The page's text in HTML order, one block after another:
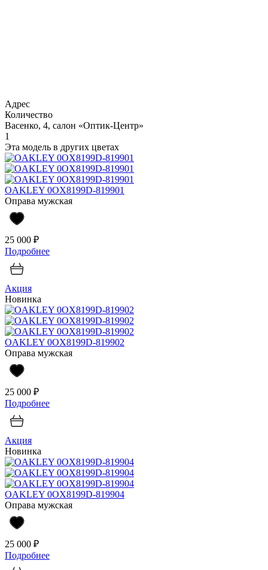
Адрес
Количество
Васенко, 4, салон «Оптик-Центр»
1
Эта модель в других цветах
OAKLEY 0OX8199D-819901
Оправа мужская
25 000 ₽
Подробнее
Акция
Новинка
OAKLEY 0OX8199D-819902
Оправа мужская
25 000 ₽
Подробнее
Акция
Новинка
OAKLEY 0OX8199D-819904
Оправа мужская
25 000 ₽
Подробнее